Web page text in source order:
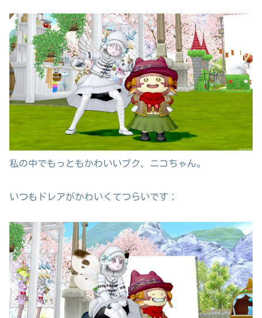
私の中でもっともかわいいプク、ニコちゃん。
いつもドレアがかわいくてつらいです；